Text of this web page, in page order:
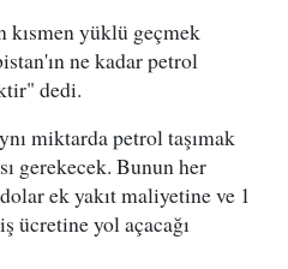
yüklü geçmek
ne kadar petrol
dedi.
miktarda petrol taşımak
gerekecek. Bunun her
ek yakıt maliyetine ve 1
ücretine yol açacağı